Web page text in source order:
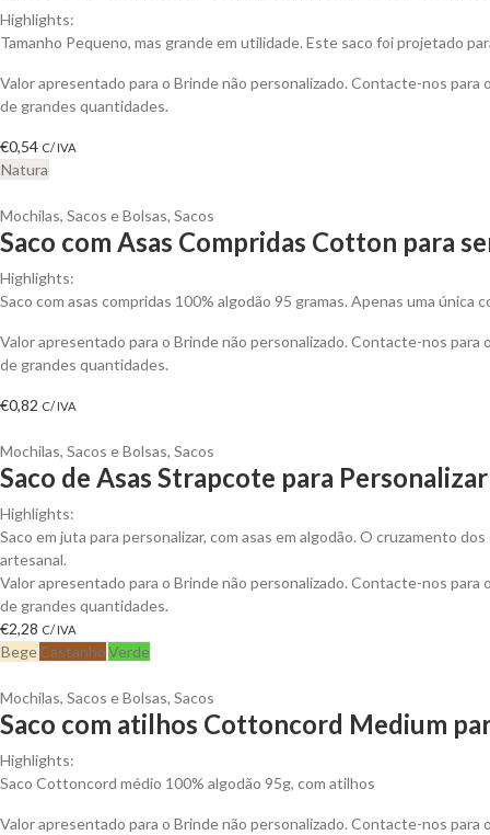
Highlights:
Tamanho Pequeno, mas grande em utilidade. Este saco foi projetado
Valor apresentado para o Brinde não personalizado. Contacte-nos
de grandes quantidades.
€0,54 C/ IVA
Natura
Mochilas, Sacos e Bolsas, Sacos
Saco com Asas Compridas Cotton para
Highlights:
Saco com asas compridas 100% algodão 95 gramas. Apenas uma única
Valor apresentado para o Brinde não personalizado. Contacte-nos
de grandes quantidades.
€0,82 C/ IVA
Mochilas, Sacos e Bolsas, Sacos
Saco de Asas Strapcote para Personalizar
Highlights:
Saco em juta para personalizar, com asas em algodão. O cruzamento
artesanal.
Valor apresentado para o Brinde não personalizado. Contacte-nos
de grandes quantidades.
€2,28 C/ IVA
BegeCastanhoVerde
Mochilas, Sacos e Bolsas, Sacos
Saco com atilhos Cottoncord Medium
Highlights:
Saco Cottoncord médio 100% algodão 95g, com atilhos
Valor apresentado para o Brinde não personalizado. Contacte-nos